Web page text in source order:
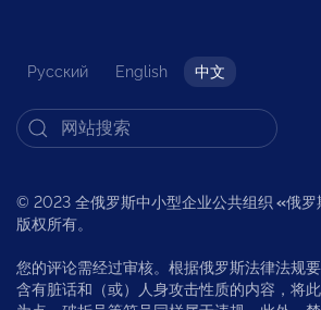
Русский English 中文
© 2023 全俄罗斯中小型企业公共组织 «俄罗
版权所有。
您的评论需经过审核。根据俄罗斯法律法规
含有脏话和（或）人身攻击性质的内容，将